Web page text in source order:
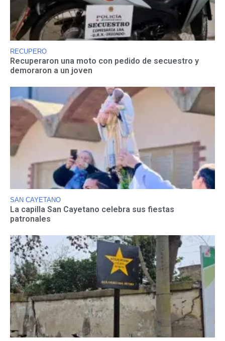
RECUPERO
Recuperaron una moto con pedido de secuestro y
demoraron a un joven
SAN CAYETANO
La capilla San Cayetano celebra sus fiestas
patronales